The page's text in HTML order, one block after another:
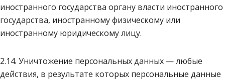
иностранного государства органу власти иностранного
государства, иностранному физическому или
иностранному юридическому лицу.
2.14. Уничтожение персональных данных — любые
действия, в результате которых персональные данные